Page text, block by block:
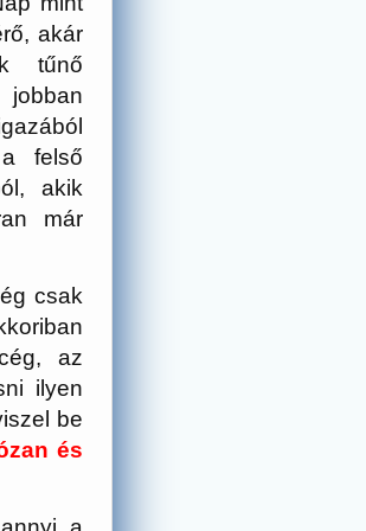
akár
tűnő
felső
akik
már
csak
az
ilyen
be
és